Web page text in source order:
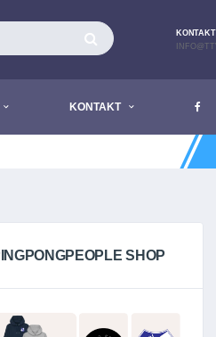
KONTAKT
KONTAKT
SHOP